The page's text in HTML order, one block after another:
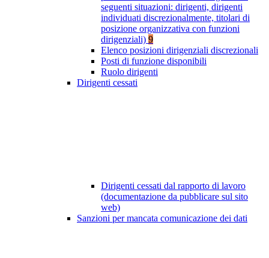
seguenti situazioni: dirigenti, dirigenti
individuati discrezionalmente, titolari di
posizione organizzativa con funzioni
dirigenziali) 9
Elenco posizioni dirigenziali discrezionali
Posti di funzione disponibili
Ruolo dirigenti
Dirigenti cessati
Dirigenti cessati dal rapporto di lavoro
(documentazione da pubblicare sul sito
web)
Sanzioni per mancata comunicazione dei dati